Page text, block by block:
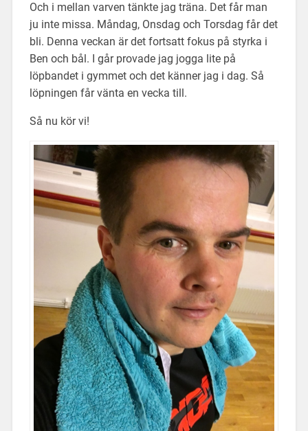
Och i mellan varven tänkte jag träna. Det får man
ju inte missa. Måndag, Onsdag och Torsdag får det
bli. Denna veckan är det fortsatt fokus på styrka i
Ben och bål. I går provade jag jogga lite på
löpbandet i gymmet och det känner jag i dag. Så
löpningen får vänta en vecka till.
Så nu kör vi!